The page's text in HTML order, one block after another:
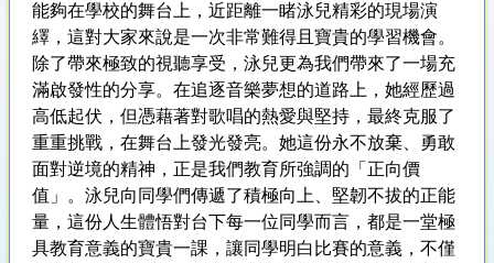
能夠在學校的舞台上，近距離一睹泳兒精彩的現場演
繹，這對大家來說是一次非常難得且寶貴的學習機會。
除了帶來極致的視聽享受，泳兒更為我們帶來了一場充
滿啟發性的分享。在追逐音樂夢想的道路上，她經歷過
高低起伏，但憑藉著對歌唱的熱愛與堅持，最終克服了
重重挑戰，在舞台上發光發亮。她這份永不放棄、勇敢
面對逆境的精神，正是我們教育所強調的「正向價
值」。泳兒向同學們傳遞了積極向上、堅韌不拔的正能
量，這份人生體悟對台下每一位同學而言，都是一堂極
具教育意義的寶貴一課，讓同學明白比賽的意義，不僅